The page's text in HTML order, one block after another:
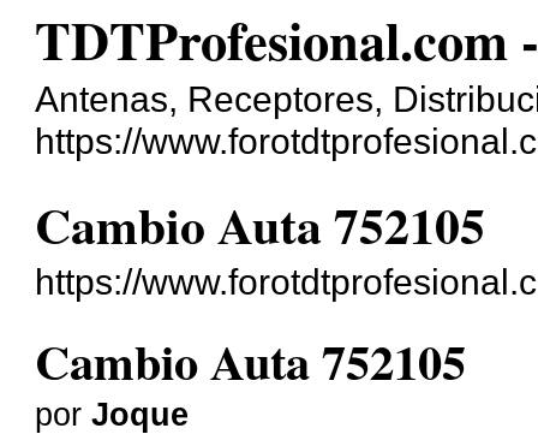
TDTProfesional.com
Antenas, Receptores,
https://
Cambio Auta 752105
https://
Cambio Auta 752105
porJoque